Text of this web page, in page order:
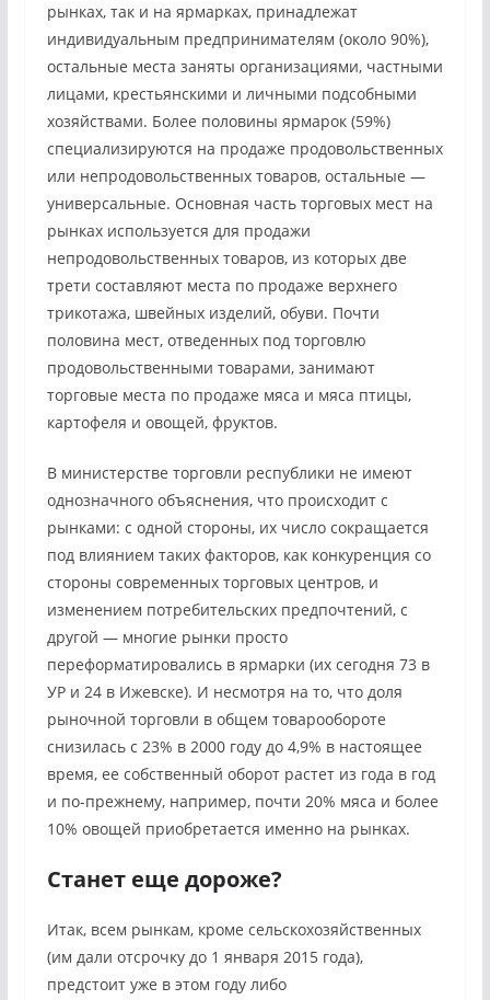
рынках, так и на ярмарках, принадлежат
индивидуальным предпринимателям (около 90%),
остальные места заняты организациями, частными
лицами, крестьянскими и личными подсобными
хозяйствами. Более половины ярмарок (59%)
специализируются на продаже продовольственных
или непродовольственных товаров, остальные —
универсальные. Основная часть торговых мест на
рынках используется для продажи
непродовольственных товаров, из которых две
трети составляют места по продаже верхнего
трикотажа, швейных изделий, обуви. Почти
половина мест, отведенных под торговлю
продовольственными товарами, занимают
торговые места по продаже мяса и мяса птицы,
картофеля и овощей, фруктов.
В министерстве торговли республики не имеют
однозначного объяснения, что происходит с
рынками: с одной стороны, их число сокращается
под влиянием таких факторов, как конкуренция со
стороны современных торговых центров, и
изменением потребительских предпочтений, с
другой — многие рынки просто
переформатировались в ярмарки (их сегодня 73 в
УР и 24 в Ижевске). И несмотря на то, что доля
рыночной торговли в общем товарообороте
снизилась с 23% в 2000 году до 4,9% в настоящее
время, ее собственный оборот растет из года в год
и по-прежнему, например, почти 20% мяса и более
10% овощей приобретается именно на рынках.
Станет еще дороже?
Итак, всем рынкам, кроме сельскохозяйственных
(им дали отсрочку до 1 января 2015 года),
предстоит уже в этом году либо